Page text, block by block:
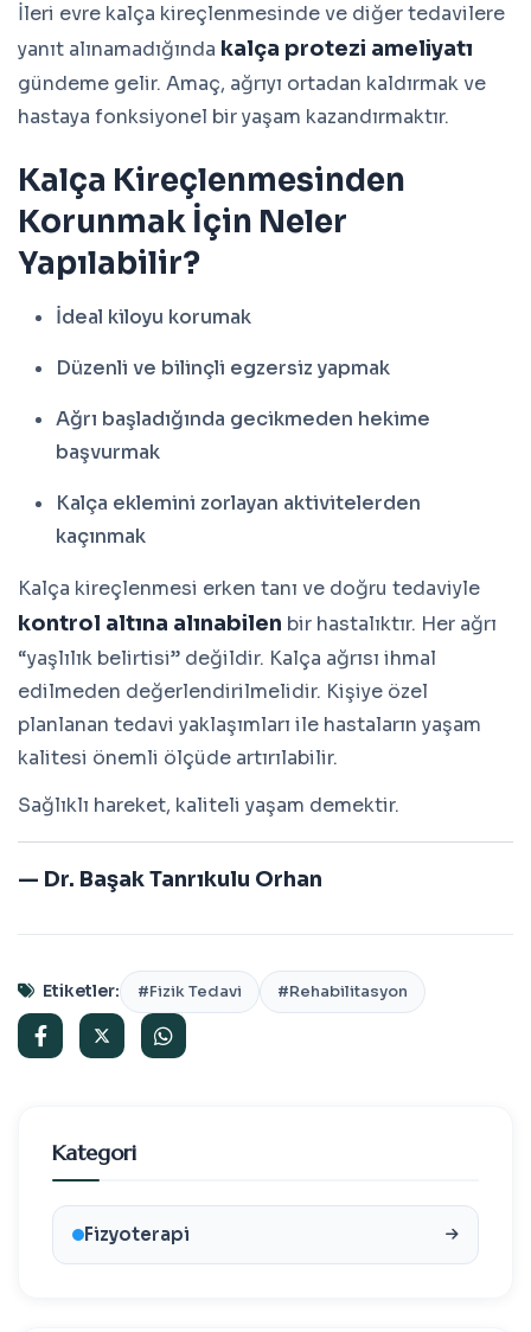
İleri evre kalça kireçlenmesinde ve diğer tedavilere
yanıt alınamadığında kalça protezi ameliyatı
gündeme gelir. Amaç, ağrıyı ortadan kaldırmak ve
hastaya fonksiyonel bir yaşam kazandırmaktır.
Kalça Kireçlenmesinden
Korunmak İçin Neler
Yapılabilir?
İdeal kiloyu korumak
Düzenli ve bilinçli egzersiz yapmak
Ağrı başladığında gecikmeden hekime
başvurmak
Kalça eklemini zorlayan aktivitelerden
kaçınmak
Kalça kireçlenmesi erken tanı ve doğru tedaviyle
kontrol altına alınabilen bir hastalıktır. Her ağrı
“yaşlılık belirtisi” değildir. Kalça ağrısı ihmal
edilmeden değerlendirilmelidir. Kişiye özel
planlanan tedavi yaklaşımları ile hastaların yaşam
kalitesi önemli ölçüde artırılabilir.
Sağlıklı hareket, kaliteli yaşam demektir.
— Dr. Başak Tanrıkulu Orhan
Etiketler: #Fizik Tedavi #Rehabilitasyon
Kategori
Fizyoterapi